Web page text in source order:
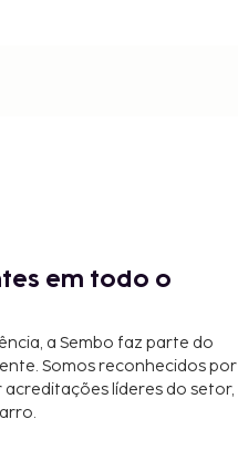
em todo o
a Sembo faz parte do
Somos reconhecidos por
líderes do setor,